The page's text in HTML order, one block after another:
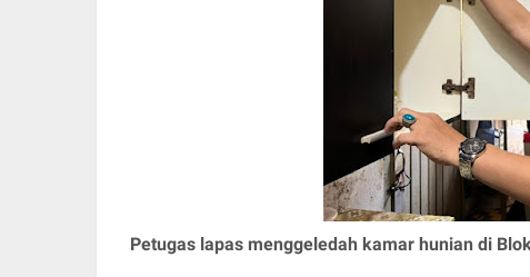
Petugas lapas menggeledah kamar hunian di